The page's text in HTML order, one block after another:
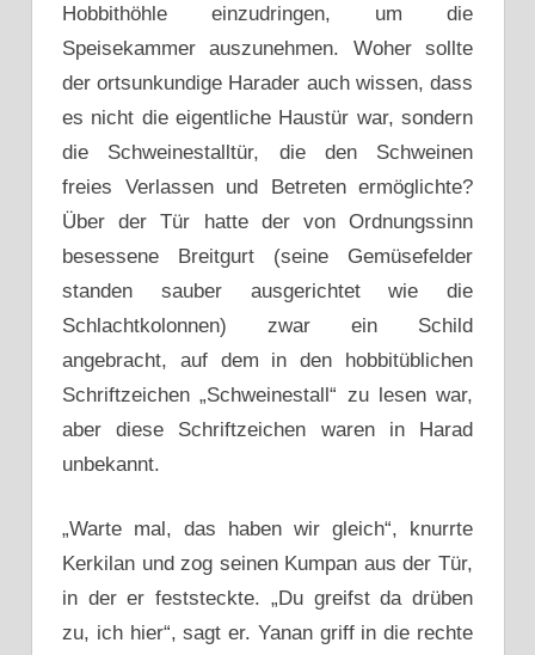
Hobbithöhle einzudringen, um die
Speisekammer auszunehmen. Woher sollte
der ortsunkundige Harader auch wissen, dass
es nicht die eigentliche Haustür war, sondern
die Schweinestalltür, die den Schweinen
freies Verlassen und Betreten ermöglichte?
Über der Tür hatte der von Ordnungssinn
besessene Breitgurt (seine Gemüsefelder
standen sauber ausgerichtet wie die
Schlachtkolonnen) zwar ein Schild
angebracht, auf dem in den hobbitüblichen
Schriftzeichen „Schweinestall“ zu lesen war,
aber diese Schriftzeichen waren in Harad
unbekannt.
„Warte mal, das haben wir gleich“, knurrte
Kerkilan und zog seinen Kumpan aus der Tür,
in der er feststeckte. „Du greifst da drüben
zu, ich hier“, sagt er. Yanan griff in die rechte